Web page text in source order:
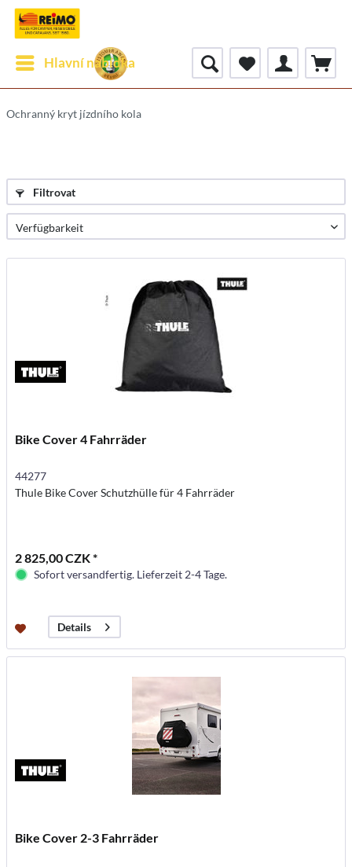
Hlavní nabídka
Ochranný kryt jízdního kola
Filtrovat
Bike Cover 4 Fahrräder
44277
Thule Bike Cover Schutzhülle für 4 Fahrräder
2 825,00 CZK *
Sofort versandfertig. Lieferzeit 2-4 Tage.
Details
Bike Cover 2-3 Fahrräder